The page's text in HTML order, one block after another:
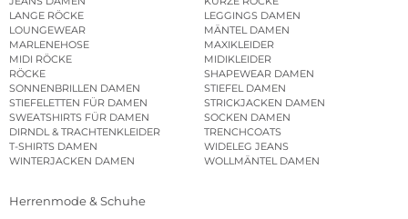
LANGE RÖCKE
LEGGINGS DAMEN
LOUNGEWEAR
MÄNTEL DAMEN
MARLENEHOSE
MAXIKLEIDER
MIDI RÖCKE
MIDIKLEIDER
RÖCKE
SHAPEWEAR DAMEN
SONNENBRILLEN DAMEN
STIEFEL DAMEN
STIEFELETTEN FÜR DAMEN
STRICKJACKEN DAMEN
SWEATSHIRTS FÜR DAMEN
SOCKEN DAMEN
DIRNDL & TRACHTENKLEIDER
TRENCHCOATS
T-SHIRTS DAMEN
WIDELEG JEANS
WINTERJACKEN DAMEN
WOLLMÄNTEL DAMEN
Herrenmode & Schuhe